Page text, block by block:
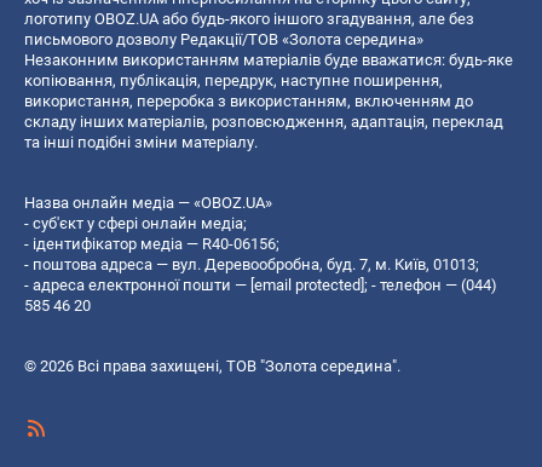
логотипу OBOZ.UA або будь-якого іншого згадування, але без
письмового дозволу Редакції/ТОВ «Золота середина»
Незаконним використанням матеріалів буде вважатися: будь-яке
копiювання, публiкацiя, передрук, наступне поширення,
використання, переробка з використанням, включенням до
складу інших матеріалів, розповсюдження, адаптація, переклад
та інші подібні зміни матеріалу.
Назва онлайн медіа — «OBOZ.UA»
- суб'єкт у сфері онлайн медіа;
- ідентифікатор медіа — R40-06156;
- поштова адреса — вул. Деревообробна, буд. 7, м. Київ, 01013;
- адреса електронної пошти — [email protected]; - телефон — (044)
585 46 20
© 2026 Всі права захищені, ТОВ "Золота середина".